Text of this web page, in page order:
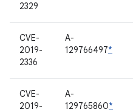
2329
CVE-
2019-
2336
A-
129766497*
CVE-
2019-
A-
129765860*